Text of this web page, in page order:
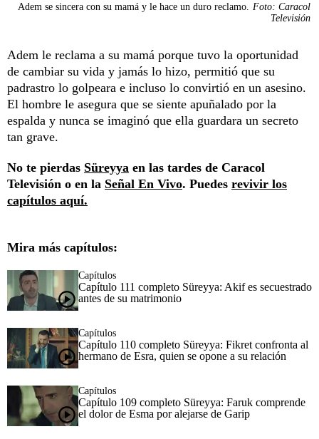
Adem se sincera con su mamá y le hace un duro reclamo.
Foto: Caracol
Televisión
Adem le reclama a su mamá porque tuvo la oportunidad
de cambiar su vida y jamás lo hizo, permitió que su
padrastro lo golpeara e incluso lo convirtió en un asesino.
El hombre le asegura que se siente apuñalado por la
espalda y nunca se imaginó que ella guardara un secreto
tan grave.
No te pierdas Süreyya en las tardes de Caracol
Televisión o en la Señal En Vivo. Puedes revivir los
capítulos aquí.
Mira más capítulos:
Capítulos
Capítulo 111 completo Süreyya: Akif es secuestrado
antes de su matrimonio
Capítulos
Capítulo 110 completo Süreyya: Fikret confronta al
hermano de Esra, quien se opone a su relación
Capítulos
Capítulo 109 completo Süreyya: Faruk comprende
el dolor de Esma por alejarse de Garip